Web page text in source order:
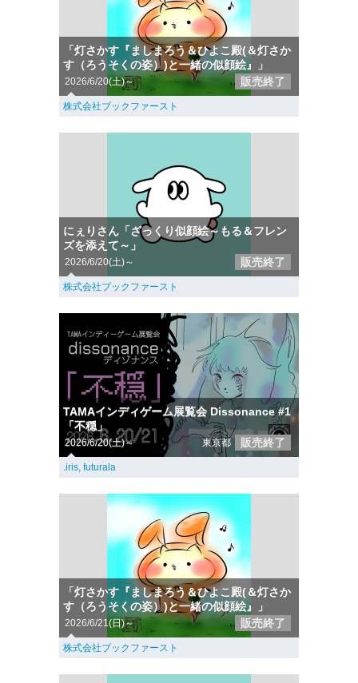
「灯さかす『ましまろう＆ひよこ殿(＆灯さか
す（ろうそくの姿）)と一緒の似顔絵』」
2026/6/20(土)～ 販売終了
株式会社ブックファースト
にぇりさん「ざっくり似顔絵～もる＆フレン
ズを添えて～」
2026/6/20(土)～ 販売終了
株式会社ブックファースト
TAMAインディゲーム展覧会 Dissonance #1
「不穏」
2026/6/20(土)～ 東京都 販売終了
.iris, futurala
「灯さかす『ましまろう＆ひよこ殿(＆灯さか
す（ろうそくの姿）)と一緒の似顔絵』」
2026/6/21(日)～ 販売終了
株式会社ブックファースト